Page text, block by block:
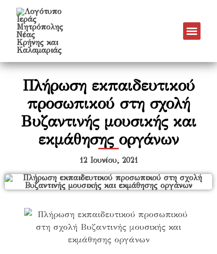
Πλήρωση εκπαιδευτικού
προσωπικού στη σχολή
Βυζαντινής μουσικής και
εκμάθησης οργάνων
12 Ιουνίου, 2021